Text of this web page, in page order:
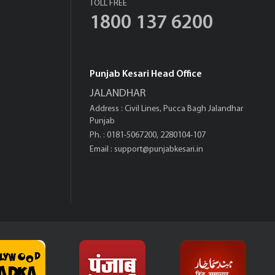
TOLL FREE
1800 137 6200
Punjab Kesari Head Office
JALANDHAR
Address : Civil Lines, Pucca Bagh Jalandhar
Punjab
Ph. : 0181-5067200, 2280104-107
Email : support@punjabkesari.in